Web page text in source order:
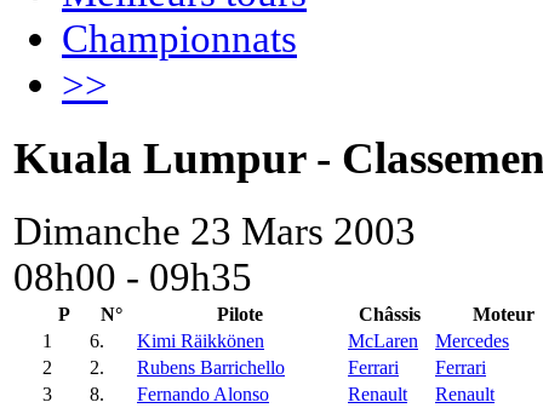
Championnats
>>
Kuala Lumpur -
Dimanche 23 Mars 2003
08h00 - 09h35
P N° Pilote Châssis
Moteur
1
6. Kimi Räikkönen McLaren
Mercedes
2
2. Rubens Barrichello Ferrari
Ferrari
3
8. Fernando Alonso Renault
Renault